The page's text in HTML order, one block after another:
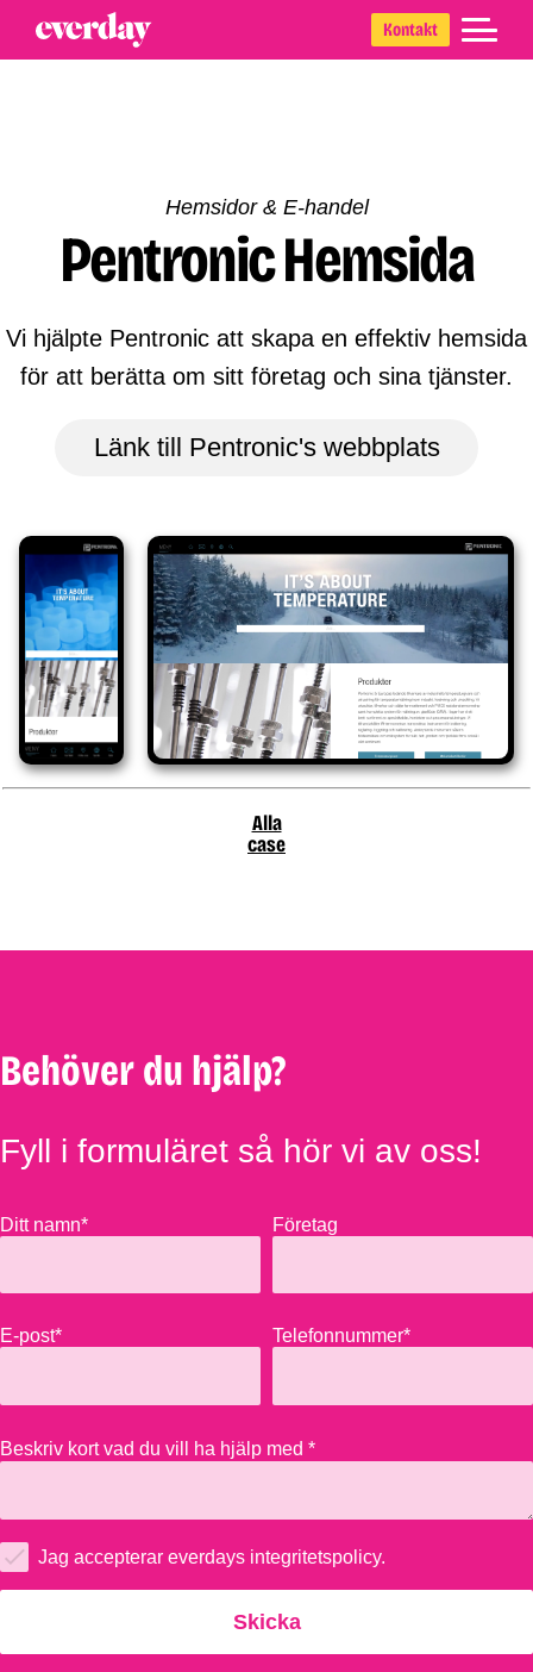
to
primary
to
main
to
footer
Kontakt
Hemsidor & E-handel
Pentronic Hemsida
Vi hjälpte Pentronic att skapa en effektiv hemsida
för att berätta om sitt företag och sina tjänster.
Länk till Pentronic's webbplats
Alla
case
Behöver du hjälp?
Fyll i formuläret så hör vi av oss!
Ditt namn* Företag
E-post* Telefonnummer*
Beskriv kort vad du vill ha hjälp med *
Jag accepterar everdays integritetspolicy.